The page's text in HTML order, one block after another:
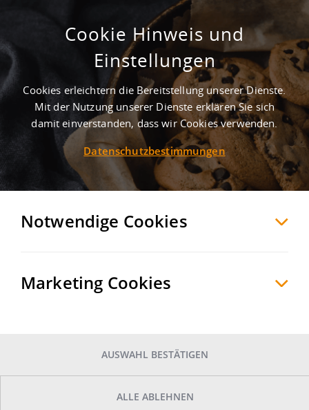
Industriegebiet Gera-Cretzschwitz -
Am Vogelherd (OT Hermsdorf)
GeraGera, Deutschland
MERKEN VERGLEICHEN EXPORT PDF
Cookie Hinweis und
Einstellungen
Cookies erleichtern die Bereitstellung unserer Dienste.
Mit der Nutzung unserer Dienste erklären Sie sich
damit einverstanden, dass wir Cookies verwenden.
Datenschutzbestimmungen
Notwendige Cookies
Marketing Cookies
AUSWAHL BESTÄTIGEN
ALLE ABLEHNEN